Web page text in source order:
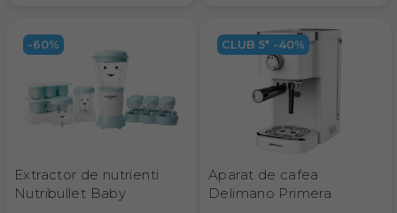
-60%
Extractor de nutrienti
Nutribullet Baby
CLUB 5* -40%
Aparat de cafea
Delimano Primera